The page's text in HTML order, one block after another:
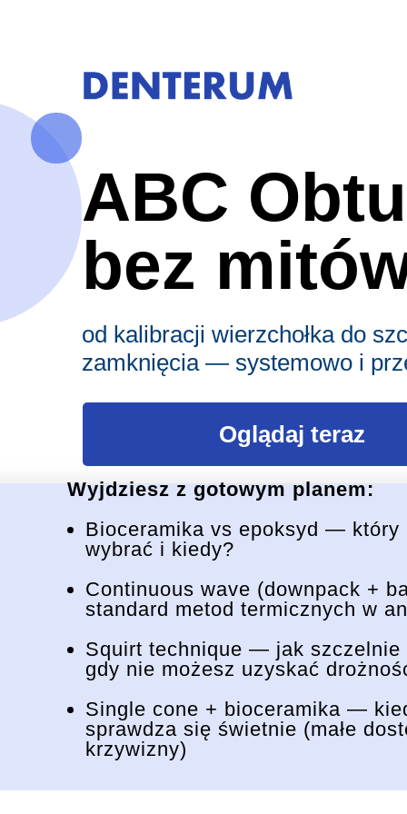
Wyjdziesz z gotowym planem:
Bioceramika vs epoksyd — który
wybrać i kiedy?
Continuous wave (downpack +
standard metod termicznych w
Squirt technique — jak szczelnie
gdy nie możesz uzyskać
Single cone + bioceramika —
sprawdza się świetnie (małe
krzywizny)
od kalibracji wierzchołka do
zamknięcia — systemowo i
ABC
bez
Oglądaj teraz